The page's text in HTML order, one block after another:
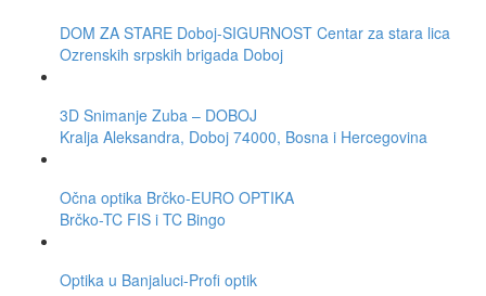
DOM ZA STARE Doboj-SIGURNOST Centar za stara lica
Ozrenskih srpskih brigada Doboj
3D Snimanje Zuba – DOBOJ
Kralja Aleksandra, Doboj 74000, Bosna i Hercegovina
Očna optika Brčko-EURO OPTIKA
Brčko-TC FIS i TC Bingo
Optika u Banjaluci-Profi optik